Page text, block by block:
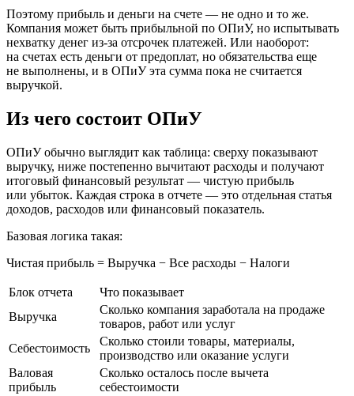
Поэтому прибыль и деньги на счете — не одно и то же.
Компания может быть прибыльной по ОПиУ, но испытывать
нехватку денег из-за отсрочек платежей. Или наоборот:
на счетах есть деньги от предоплат, но обязательства еще
не выполнены, и в ОПиУ эта сумма пока не считается
выручкой.
Из чего состоит ОПиУ
ОПиУ обычно выглядит как таблица: сверху показывают
выручку, ниже постепенно вычитают расходы и получают
итоговый финансовый результат — чистую прибыль
или убыток. Каждая строка в отчете — это отдельная статья
доходов, расходов или финансовый показатель.
Базовая логика такая:
Чистая прибыль = Выручка − Все расходы − Налоги
Блок отчета
Что показывает
Выручка
Сколько компания заработала на продаже
товаров, работ или услуг
Себестоимость
Сколько стоили товары, материалы,
производство или оказание услуги
Валовая
прибыль
Сколько осталось после вычета
себестоимости